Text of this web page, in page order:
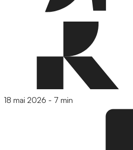
18 mai 2026 - 7 min